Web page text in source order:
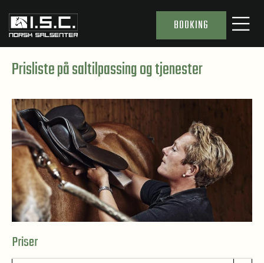
BOOKING
Prisliste på saltilpassing og tjenester
Priser